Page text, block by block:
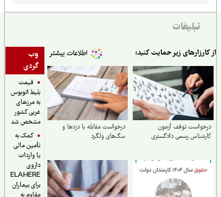
تبلیغات
وب
گردی
قیمت
بلیط اتوبوس
به مرزهای
غربی کشور
مشخص شد
کمک به
تأمین مالی
یا واردات
داروی
ELAHERE
برای بیماران
زیر حمایت کنید:
توقف آزمون
رسمی دادگستری
درخواست مقابله با دزدها و
سگ‌های ولگرد